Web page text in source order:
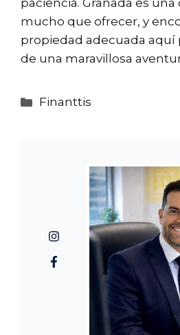
paciencia. Granada es
mucho que ofrecer, y
propiedad adecuada aquí
de una maravillosa
Categorías
Finanttis